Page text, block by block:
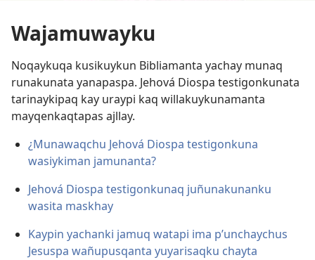
Wajamuwayku
Noqaykuqa kusikuykun Bibliamanta yachay munaq
runakunata yanapaspa. Jehová Diospa testigonkunata
tarinaykipaq kay uraypi kaq willakuykunamanta
mayqenkaqtapas ajllay.
¿Munawaqchu Jehová Diospa testigonkuna
wasiykiman jamunanta?
Jehová Diospa testigonkunaq juñunakunanku
wasita maskhay
Kaypin yachanki jamuq watapi ima p’unchaychus
Jesuspa wañupusqanta yuyarisaqku chayta